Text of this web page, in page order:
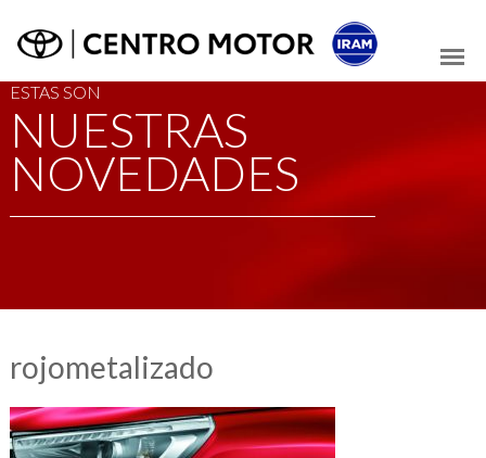
ESTAS SON
NUESTRAS
NOVEDADES
rojometalizado